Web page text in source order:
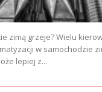
zimą grzeje? Wielu
w samochodzie
lepiej z...